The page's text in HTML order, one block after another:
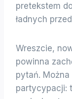
pretekstem
ładnych
Wreszcie,
powinna
pytań.
partycypacji: